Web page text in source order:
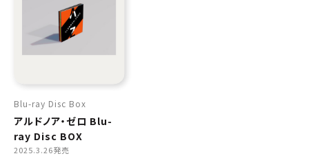
Blu-ray Disc Box
アルドノア・ゼロ Blu-
ray Disc BOX
2025.3.26発売